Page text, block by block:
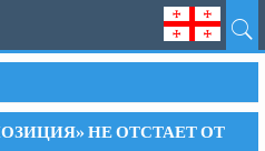
НЕ ОТСТАЕТ ОТ